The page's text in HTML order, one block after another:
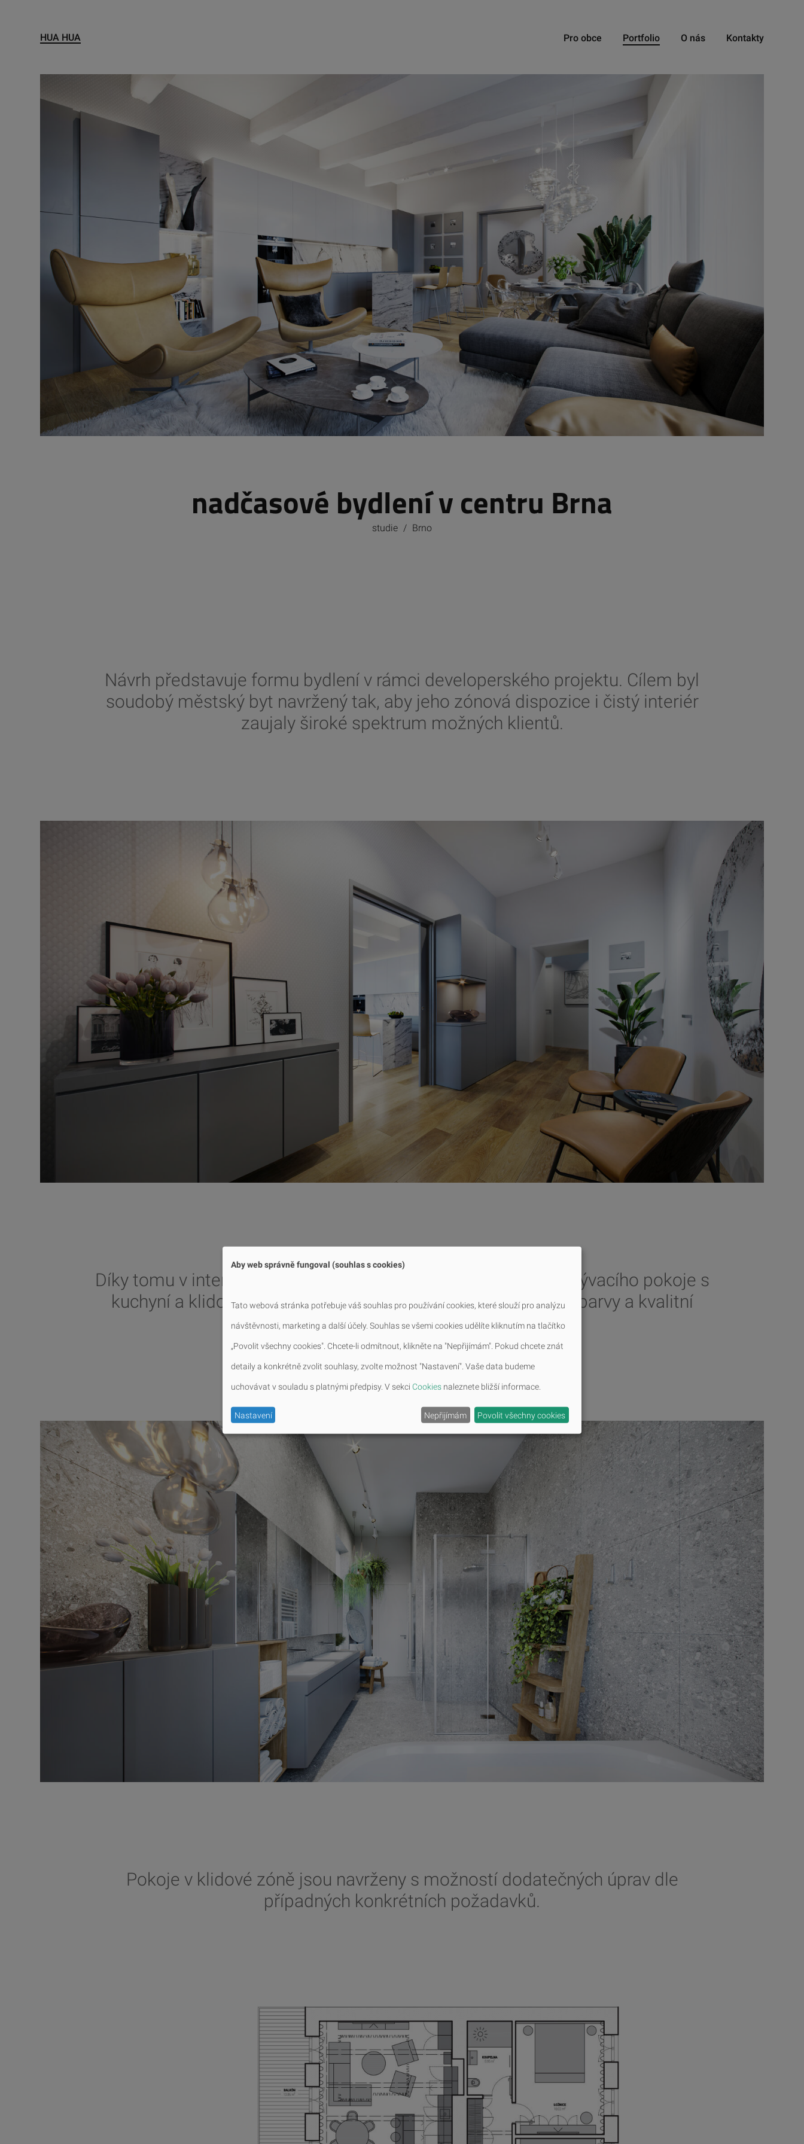
nadčasové bydlení v centru Brna
studie / Brno
Návrh představuje formu bydlení v rámci developerského projektu. Cílem byl
soudobý městský byt navržený tak, aby jeho zónová dispozice i čistý interiér
zaujaly široké spektrum možných klientů.
Díky tomu v interiéru, který je členěn na společenskou zónu obývacího pokoje s
kuchyní a klidovou zónu ložnic a pokojů, převládají neutrální barvy a kvalitní
přírodní materiály jako dřevo a kámen.
Pokoje v klidové zóně jsou navrženy s možností dodatečných úprav dle
případných konkrétních požadavků.
HUA HUA Pro obce Portfolio O nás Kontakty
Aby web správně fungoval (souhlas s cookies)
Tato webová stránka potřebuje váš souhlas pro používání cookies, které slouží pro analýzu
návštěvnosti, marketing a další účely. Souhlas se všemi cookies udělíte kliknutím na tlačítko
„Povolit všechny cookies". Chcete-li odmítnout, klikněte na "Nepřijímám". Pokud chcete znát
detaily a konkrétně zvolit souhlasy, zvolte možnost "Nastavení". Vaše data budeme
uchovávat v souladu s platnými předpisy. V sekci Cookies naleznete bližší informace.
Nastavení Nepřijímám Povolit všechny cookies